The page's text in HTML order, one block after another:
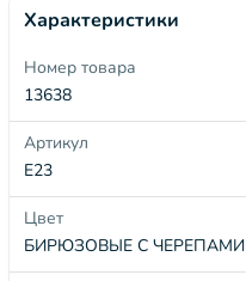
Характеристики
Номер товара
13638
Артикул
Е23
Цвет
БИРЮЗОВЫЕ С ЧЕРЕПАМИ